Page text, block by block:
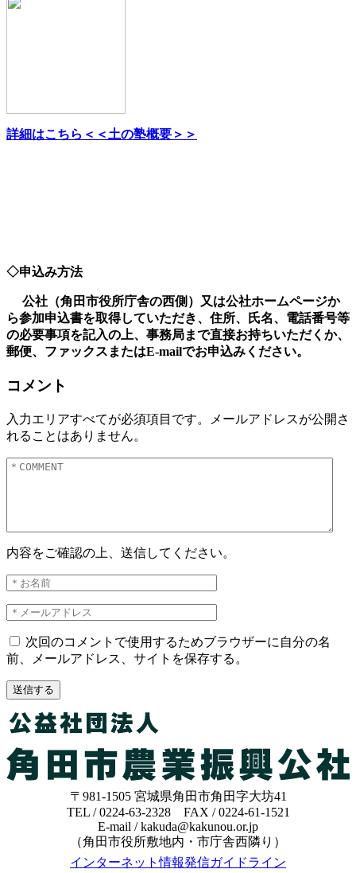
詳細はこちら＜＜土の塾概要＞＞
◇申込み方法
公社（角田市役所庁舎の西側）
又は公社ホームページか
ら参加申込書を取得していただき、住所、氏名、電話番号等
の必要事項を記入の上、事務局まで直接お持ちいただくか、
郵便、ファックスまたはE-mailでお申込みください。
コメント
入力エリアすべてが必須項目です。メールアドレスが公開さ
れることはありません。
内容をご確認の上、送信してください。
次回のコメントで使用するためブラウザーに自分の名
前、メールアドレス、サイトを保存する。
〒981-1505 宮城県角田市角田字大坊41
TEL / 0224-63-2328 FAX / 0224-61-1521
E-mail / kakuda@kakunou.or.jp
（角田市役所敷地内・市庁舎西隣り）
インターネット情報発信ガイドライン